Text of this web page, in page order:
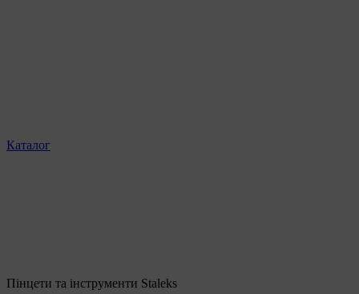
Каталог
Пінцети та інструменти Staleks